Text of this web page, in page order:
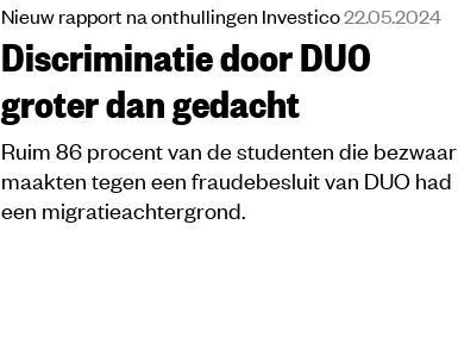
Nieuw rapport na onthullingen Investico22.05.2024
Discriminatie door DUO
groter dan gedacht
Ruim 86 procent van de studenten die bezwaar
maakten tegen een fraudebesluit van DUO had
een migratieachtergrond.